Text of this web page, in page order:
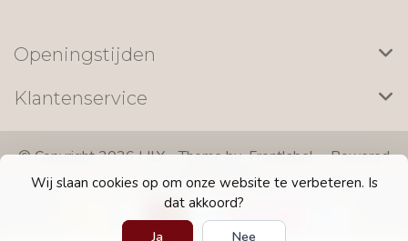
Wij slaan cookies op om onze website te verbeteren. Is
dat akkoord?
Ja Nee
Openingstijden
Klantenservice
© Copyright 2026 LILY - Theme byFrontlabel- Powered
byLightspeed